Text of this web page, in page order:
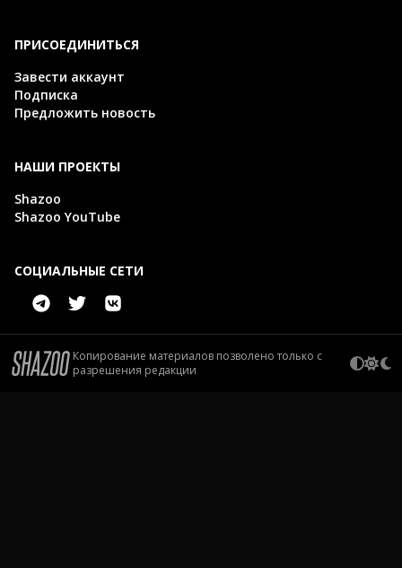
ПРИСОЕДИНИТЬСЯ
Завести аккаунт
Подписка
Предложить новость
НАШИ ПРОЕКТЫ
Shazoo
Shazoo YouTube
СОЦИАЛЬНЫЕ СЕТИ
Копирование материалов позволено только с
разрешения редакции